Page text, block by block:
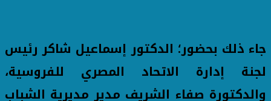
جاء ذلك بحضور؛ الدكتور إسماعيل شاكر رئيس
لجنة إدارة الاتحاد المصري للفروسية،
والدكتورة صفاء الشريف مدير مديرية الشباب